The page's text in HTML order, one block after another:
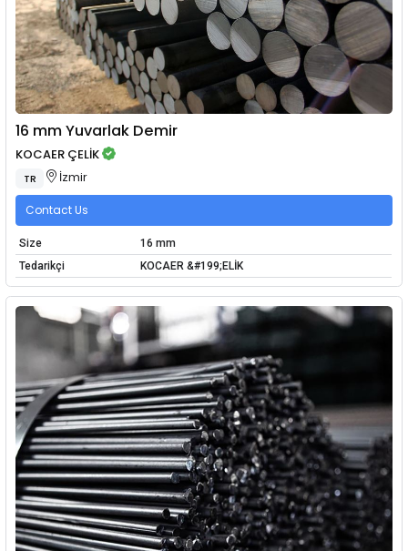
16 mm Yuvarlak Demir
KOCAER ÇELİK
TR İzmir
Contact Us
Size
16 mm
Tedarikçi
KOCAER &#199;ELİK